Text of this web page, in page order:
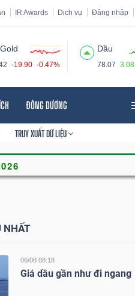
IR Awards Dịch vụ Đăng nhập
-19.90 -0.47%
Dầu
78.07 3.08
ĐÔNG DƯƠNG
TRUY XUẤT DỮ LIỆU
NHẤT
06/08 08:18
Giá dầu gần như đi ngang